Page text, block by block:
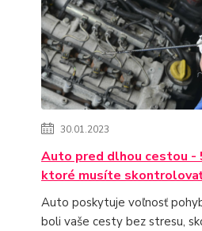
30.01.2023
Auto pred dlhou cestou -
ktoré musíte
Auto poskytuje voľnosť
boli vaše cesty bez stresu,